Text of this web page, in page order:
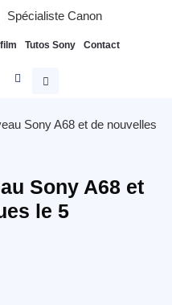
Spécialiste Canon
Tutos Sony Contact
Sony A68 et de nouvelles
Sony A68 et
le 5